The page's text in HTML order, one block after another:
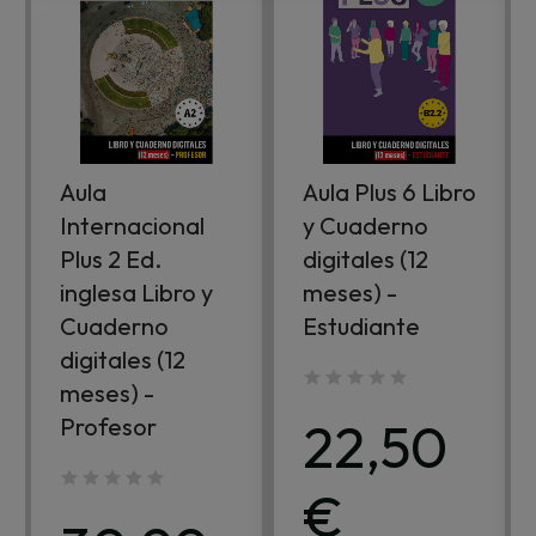
Aula
Internacional
Plus 2 Ed.
inglesa Libro y
Cuaderno
digitales (12
meses) -
Profesor
Aula Plus 6 Libro
y Cuaderno
digitales (12
meses) -
Estudiante
22,50
€